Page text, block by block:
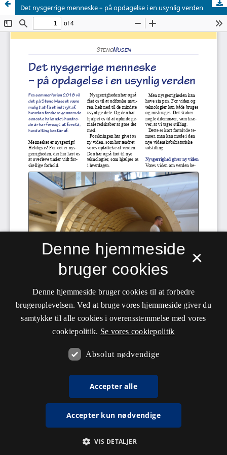
Det nysgerrige menneske – på opdagelse i en usynlig verden
×
Denne hjemmeside
bruger cookies
Denne hjemmeside bruger cookies til at forbedre
brugeroplevelsen. Ved at bruge vores hjemmeside giver du
samtykke til alle cookies i overensstemmelse med vores
cookiepolitik. Se vores cookiepolitik
Absolut nødvendige
Accepter alle
Accepter kun nødvendige
VIS DETALJER